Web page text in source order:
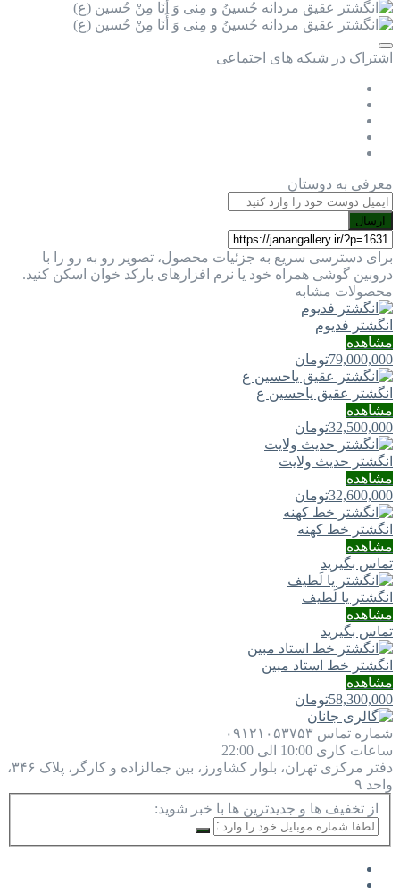
اشتراک در شبکه های اجتماعی
معرفی به دوستان
ارسال
برای دسترسی سریع به جزئیات محصول، تصویر رو به رو را با
دروبین گوشی همراه خود یا نرم افزارهای بارکد خوان اسکن کنید.
محصولات مشابه
انگشتر فدیوم
مشاهده
79,000,000تومان
انگشتر عقیق یاحسین ع
مشاهده
32,500,000تومان
انگشتر حدیث ولایت
مشاهده
32,600,000تومان
انگشتر خط کهنه
مشاهده
تماس بگیرید
انگشتر یا لَطيف
مشاهده
تماس بگیرید
انگشتر خط استاد مبین
مشاهده
58,300,000تومان
شماره تماس ۰۹۱۲۱۰۵۳۷۵۳
ساعات کاری 10:00 الی 22:00
دفتر مرکزی
تهران، بلوار کشاورز، بین جمالزاده و کارگر، پلاک ۳۴۶،
واحد ۹
از تخفیف ها و جدیدترین ها با خبر شوید: